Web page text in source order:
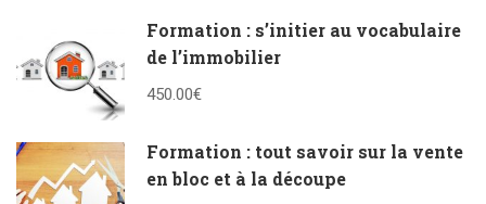
Formation : s’initier au vocabulaire
de l’immobilier
450.00€
Formation : tout savoir sur la vente
en bloc et à la découpe